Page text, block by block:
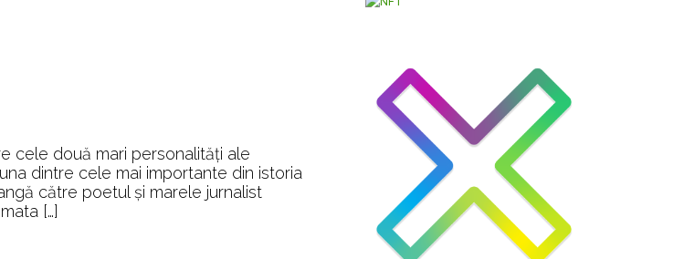
cele două mari personalităţi ale
dintre cele mai importante din istoria
către poetul şi marele jurnalist
[…]